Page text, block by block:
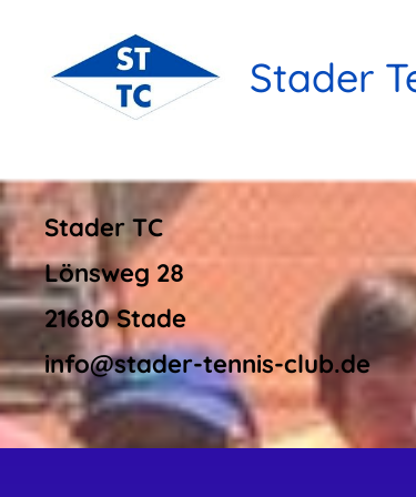
Stader
Stader TC
Lönsweg 28
21680 Stade
info@stader-tennis-club.de